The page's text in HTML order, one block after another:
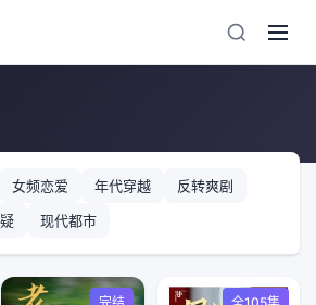
女频恋爱 年代穿越
反转爽剧
现代都市